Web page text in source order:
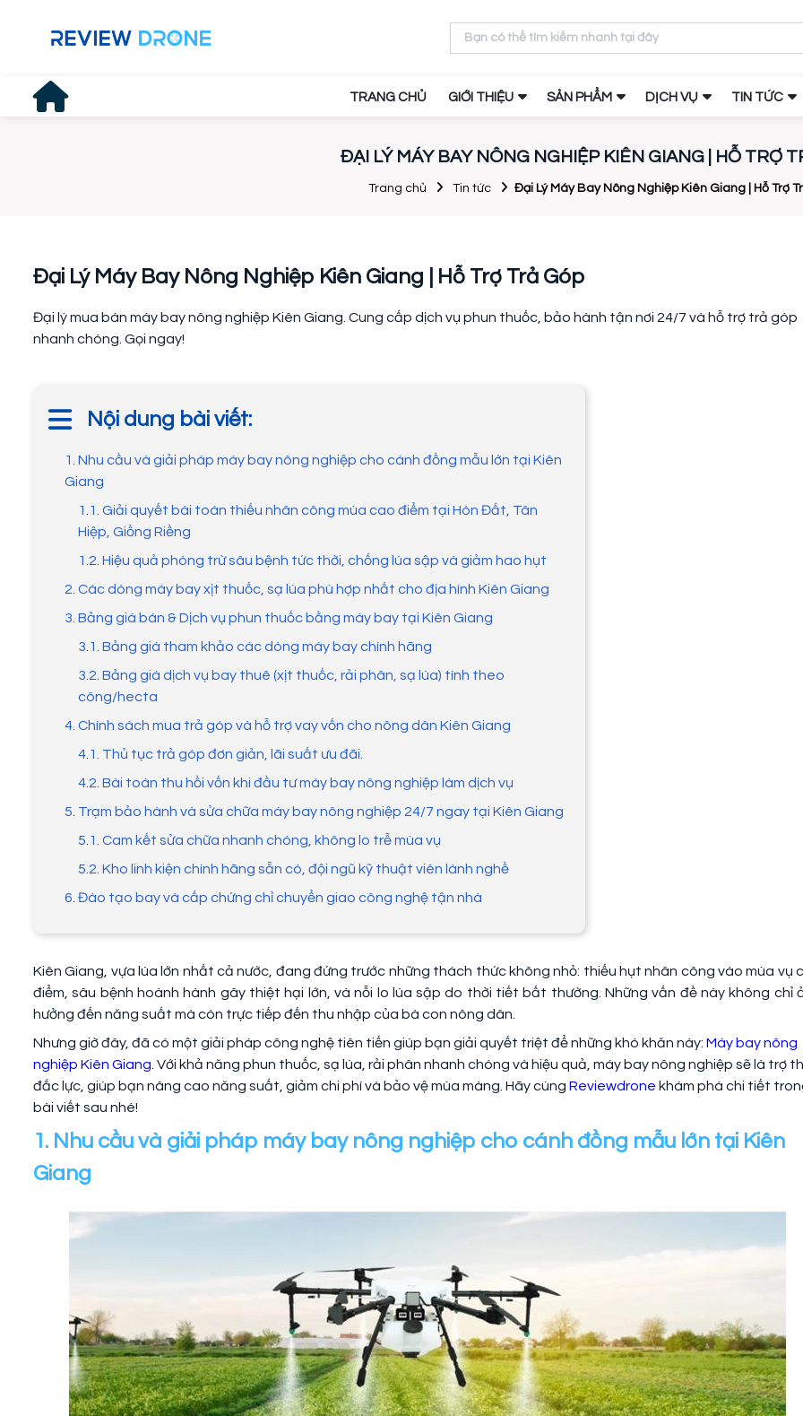
TRANG CHỦ GIỚI THIỆU SẢN PHẨM DỊCH VỤ TIN TỨC
ĐẠI LÝ MÁY BAY NÔNG NGHIỆP KIÊN GIANG | HỖ TRỢ
Trang chủ Tin tức Đại Lý Máy Bay Nông Nghiệp Kiên Giang | Hỗ Trợ
Đại Lý Máy Bay Nông Nghiệp Kiên Giang | Hỗ Trợ Trả Góp
Đại lý mua bán máy bay nông nghiệp Kiên Giang. Cung cấp dịch vụ phun thuốc, bảo hành tận nơi 24/7 và hỗ trợ trả góp
nhanh chóng. Gọi ngay!
Nội dung bài viết:
1. Nhu cầu và giải pháp máy bay nông nghiệp cho cánh đồng mẫu lớn tại Kiên
Giang
1.1. Giải quyết bài toán thiếu nhân công mùa cao điểm tại Hòn Đất, Tân
Hiệp, Giồng Riềng
1.2. Hiệu quả phòng trừ sâu bệnh tức thời, chống lúa sập và giảm hao hụt
2. Các dòng máy bay xịt thuốc, sạ lúa phù hợp nhất cho địa hình Kiên Giang
3. Bảng giá bán & Dịch vụ phun thuốc bằng máy bay tại Kiên Giang
3.1. Bảng giá tham khảo các dòng máy bay chính hãng
3.2. Bảng giá dịch vụ bay thuê (xịt thuốc, rải phân, sạ lúa) tính theo
công/hecta
4. Chính sách mua trả góp và hỗ trợ vay vốn cho nông dân Kiên Giang
4.1. Thủ tục trả góp đơn giản, lãi suất ưu đãi.
4.2. Bài toán thu hồi vốn khi đầu tư máy bay nông nghiệp làm dịch vụ
5. Trạm bảo hành và sửa chữa máy bay nông nghiệp 24/7 ngay tại Kiên Giang
5.1. Cam kết sửa chữa nhanh chóng, không lo trễ mùa vụ
5.2. Kho linh kiện chính hãng sẵn có, đội ngũ kỹ thuật viên lành nghề
6. Đào tạo bay và cấp chứng chỉ chuyển giao công nghệ tận nhà
Kiên Giang, vựa lúa lớn nhất cả nước, đang đứng trước những thách thức không nhỏ: thiếu hụt nhân công vào mùa vụ
điểm, sâu bệnh hoành hành gây thiệt hại lớn, và nỗi lo lúa sập do thời tiết bất thường. Những vấn đề này không chỉ
hưởng đến năng suất mà còn trực tiếp đến thu nhập của bà con nông dân.
Nhưng giờ đây, đã có một giải pháp công nghệ tiên tiến giúp bạn giải quyết triệt để những khó khăn này: Máy bay nông
nghiệp Kiên Giang . Với khả năng phun thuốc, sạ lúa, rải phân nhanh chóng và hiệu quả, máy bay nông nghiệp sẽ là trợ
đắc lực, giúp bạn nâng cao năng suất, giảm chi phí và bảo vệ mùa màng. Hãy cùng Reviewdrone khám phá chi tiết
bài viết sau nhé!
1. Nhu cầu và giải pháp máy bay nông nghiệp cho cánh đồng mẫu lớn tại Kiên
Giang